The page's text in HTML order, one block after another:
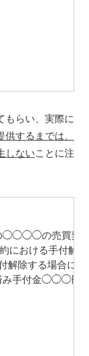
もらい、実際に
するまでは、
しない ことに注
の売買契約（
における手付
解除する場合に
み手付金◯◯◯